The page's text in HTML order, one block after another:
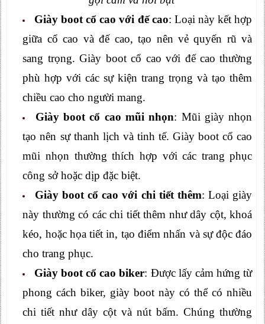
Giày boot cổ cao với đế cao: Loại này kết hợp
giữa cổ cao và đế cao, tạo nên vẻ quyến rũ và
sang trọng. Giày boot cổ cao với đế cao thường
phù hợp với các sự kiện trang trọng và tạo thêm
chiều cao cho người mang.
Giày boot cổ cao mũi nhọn: Mũi giày nhọn
tạo nên sự thanh lịch và tinh tế. Giày boot cổ cao
mũi nhọn thường thích hợp với các trang phục
công sở hoặc dịp đặc biệt.
Giày boot cổ cao với chi tiết thêm: Loại giày
này thường có các chi tiết thêm như dây cột, khoá
kéo, hoặc họa tiết in, tạo điểm nhấn và sự độc đáo
cho trang phục.
Giày boot cổ cao biker: Được lấy cảm hứng từ
phong cách biker, giày boot này có thể có nhiều
chi tiết như dây cột và nút bấm. Chúng thường